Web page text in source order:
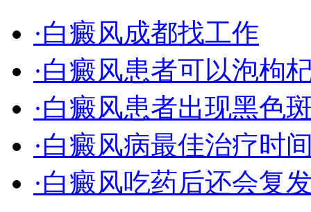
·白癜风成都找工作
·白癜风患者可以泡枸
·白癜风患者出现黑色
·白癜风病最佳治疗时
·白癜风吃药后还会复